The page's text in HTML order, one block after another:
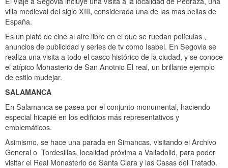
villa medieval del siglo XIII, considerada una de las mas bellas de
España.
Es un plató de cine al aire libre en el que se ruedan películas ,
anuncios de publicidad y series de tv como Isabel. En Segovia se
realiza una visita a todo el casco histórico de la ciudad, y se conoce
el atípico Monasterio de San Anotnio El real, un brillante ejemplo
de estilo mudejar.
SALAMANCA
En Salamanca se pasea por el conjunto monumental, haciendo
especial hicapié en los edificios más representativos y
emblemáticos.
Asimismo, se hace una parada en Simancas, visitando el Archivo
General o Tordesillas, localidad próxima a Valladolid, para poder
visitar el Real Monasterio de Santa Clara y las Casas del Tratado.